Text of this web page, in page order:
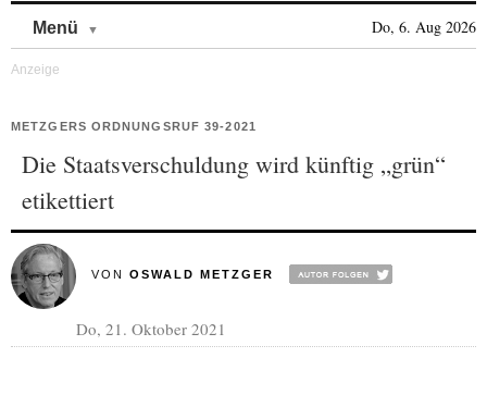
Menü Do, 6. Aug 2026
METZGERS ORDNUNGSRUF 39-2021
Die Staatsverschuldung wird künftig „grün“
etikettiert
VON OSWALD METZGER
Do, 21. Oktober 2021